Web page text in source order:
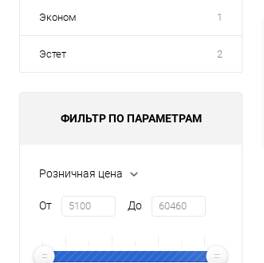
Эконом 1
Эстет 2
ФИЛЬТР ПО ПАРАМЕТРАМ
Розничная цена
От До